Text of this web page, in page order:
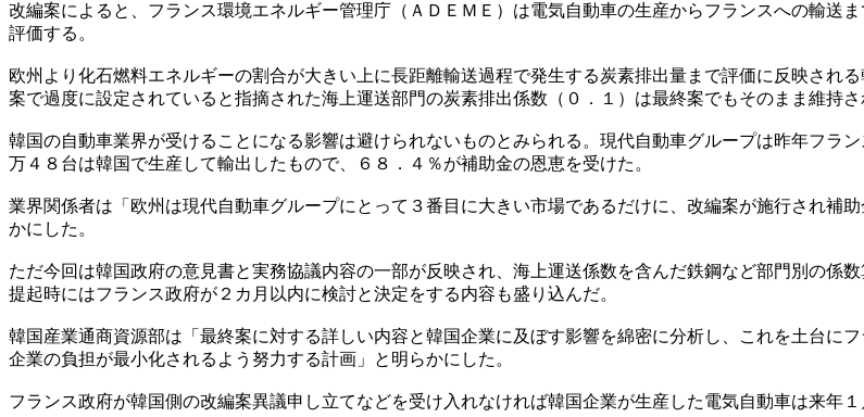
改編案によると、フランス環境エネルギー管理庁（ＡＤＥＭＥ）は電気自動車の生産からフランスへの輸送
評価する。
欧州より化石燃料エネルギーの割合が大きい上に長距離輸送過程で発生する炭素排出量まで評価に反映され
案で過度に設定されていると指摘された海上運送部門の炭素排出係数（０．１）は最終案でもそのまま維持さ
韓国の自動車業界が受けることになる影響は避けられないものとみられる。現代自動車グループは昨年フラ
万４８台は韓国で生産して輸出したもので、６８．４％が補助金の恩恵を受けた。
業界関係者は「欧州は現代自動車グループにとって３番目に大きい市場であるだけに、改編案が施行され補
かにした。
ただ今回は韓国政府の意見書と実務協議内容の一部が反映され、海上運送係数を含んだ鉄鋼など部門別の係
提起時にはフランス政府が２カ月以内に検討と決定をする内容も盛り込んだ。
韓国産業通商資源部は「最終案に対する詳しい内容と韓国企業に及ぼす影響を綿密に分析し、これを土台に
企業の負担が最小化されるよう努力する計画」と明らかにした。
フランス政府が韓国側の改編案異議申し立てなどを受け入れなければ韓国企業が生産した電気自動車は来年